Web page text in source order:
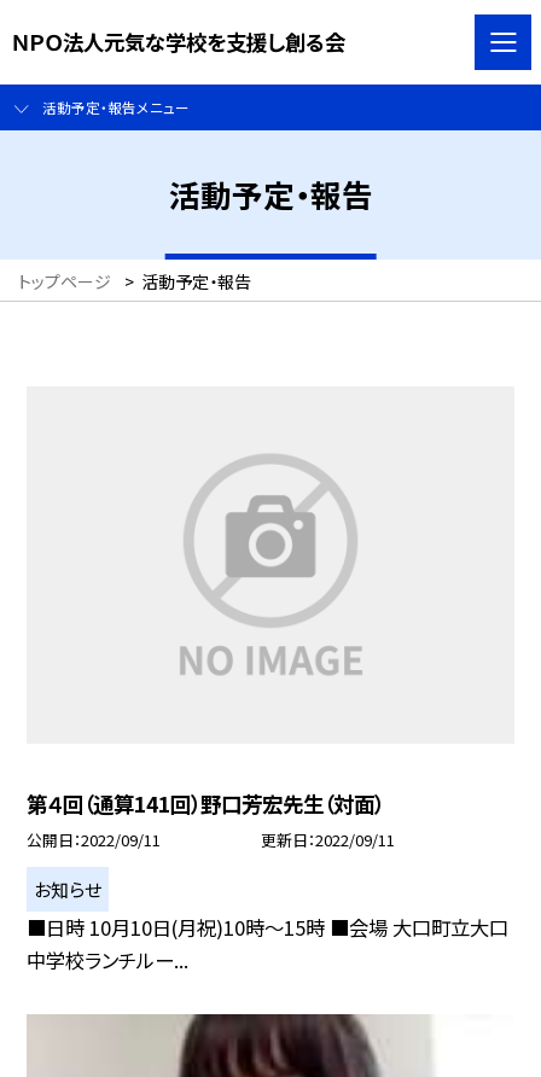
ＮＰＯ法人元気な学校を支援し創る会
活動予定・報告メニュー
活動予定・報告
トップページ > 活動予定・報告
第４回（通算141回）野口芳宏先生（対面）
公開日 2022/09/11 更新日 2022/09/11
お知らせ
■日時 10月10日(月祝)10時〜15時 ■会場 大口町立大口
中学校ランチルー...